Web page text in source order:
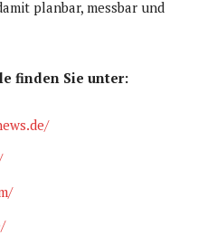
planbar, messbar und
finden Sie unter: